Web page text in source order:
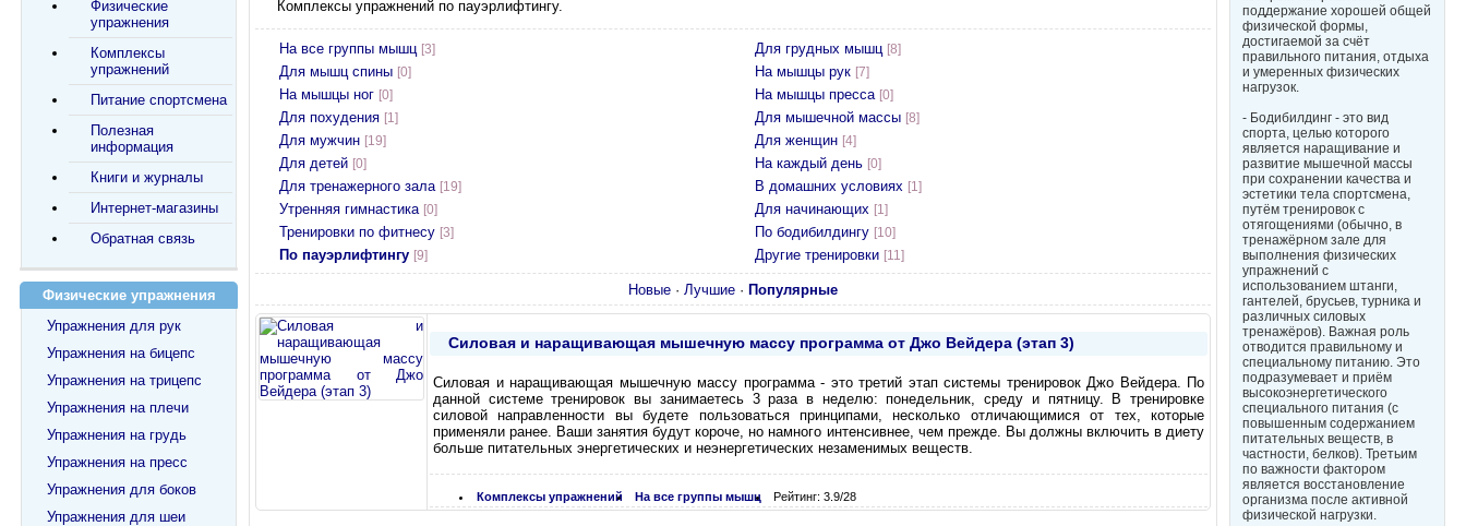
Комплексы упражнений по пауэрлифтингу.
На все группы мышц [3] Для грудных мышц [8]
Для мышц спины [0] На мышцы рук [7]
На мышцы ног [0] На мышцы пресса [0]
Для похудения [1] Для мышечной массы [8]
Для мужчин [19] Для женщин [4]
Для детей [0] На каждый день [0]
Для тренажерного зала [19] В домашних условиях [1]
Утренняя гимнастика [0] Для начинающих [1]
Тренировки по фитнесу [3] По бодибилдингу [10]
По пауэрлифтингу [9] Другие тренировки [11]
Новые · Лучшие · Популярные
Силовая и наращивающая мышечную массу программа от Джо Вейдера (этап 3)
Силовая и наращивающая мышечную массу программа - это третий этап системы тренировок Джо Вейдера. По
данной системе тренировок вы занимаетесь 3 раза в неделю: понедельник, среду и пятницу. В тренировке
силовой направленности вы будете пользоваться принципами, несколько отличающимися от тех, которые
применяли ранее. Ваши занятия будут короче, но намного интенсивнее, чем прежде. Вы должны включить в диету
больше питательных энергетических и неэнергетических незаменимых веществ.
Комплексы упражнений На все группы мышц Рейтинг: 3.9/28
Физические
упражнения
Комплексы
упражнений
Питание спортсмена
Полезная
информация
Книги и журналы
Интернет-магазины
Обратная связь
Физические упражнения
Упражнения для рук
Упражнения на бицепс
Упражнения на трицепс
Упражнения на плечи
Упражнения на грудь
Упражнения на пресс
Упражнения для боков
Упражнения для шеи
поддержание хорошей общей
физической формы,
достигаемой за счёт
правильного питания, отдыха
и умеренных физических
нагрузок.
- Бодибилдинг - это вид
спорта, целью которого
является наращивание и
развитие мышечной массы
при сохранении качества и
эстетики тела спортсмена,
путём тренировок с
отягощениями (обычно, в
тренажёрном зале для
выполнения физических
упражнений с
использованием штанги,
гантелей, брусьев, турника и
различных силовых
тренажёров). Важная роль
отводится правильному и
специальному питанию. Это
подразумевает и приём
высокоэнергетического
специального питания (с
повышенным содержанием
питательных веществ, в
частности, белков). Третьим
по важности фактором
является восстановление
организма после активной
физической нагрузки.